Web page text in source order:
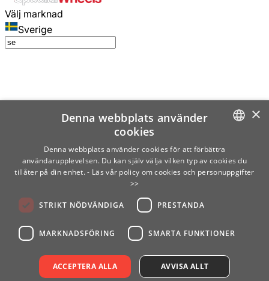
Välj marknad
Sverige
SWEDISH
×
Denna webbplats använder
cookies
Denna webbplats använder cookies för att förbättra
användarupplevelsen. Du kan själv välja vilken typ av cookies du
tillåter på din enhet. - Läs vår policy om cookies och personuppgifter
>>
STRIKT NÖDVÄNDIGA PRESTANDA
MARKNADSFÖRING SMARTA FUNKTIONER
ACCEPTERA ALLA AVVISA ALLT